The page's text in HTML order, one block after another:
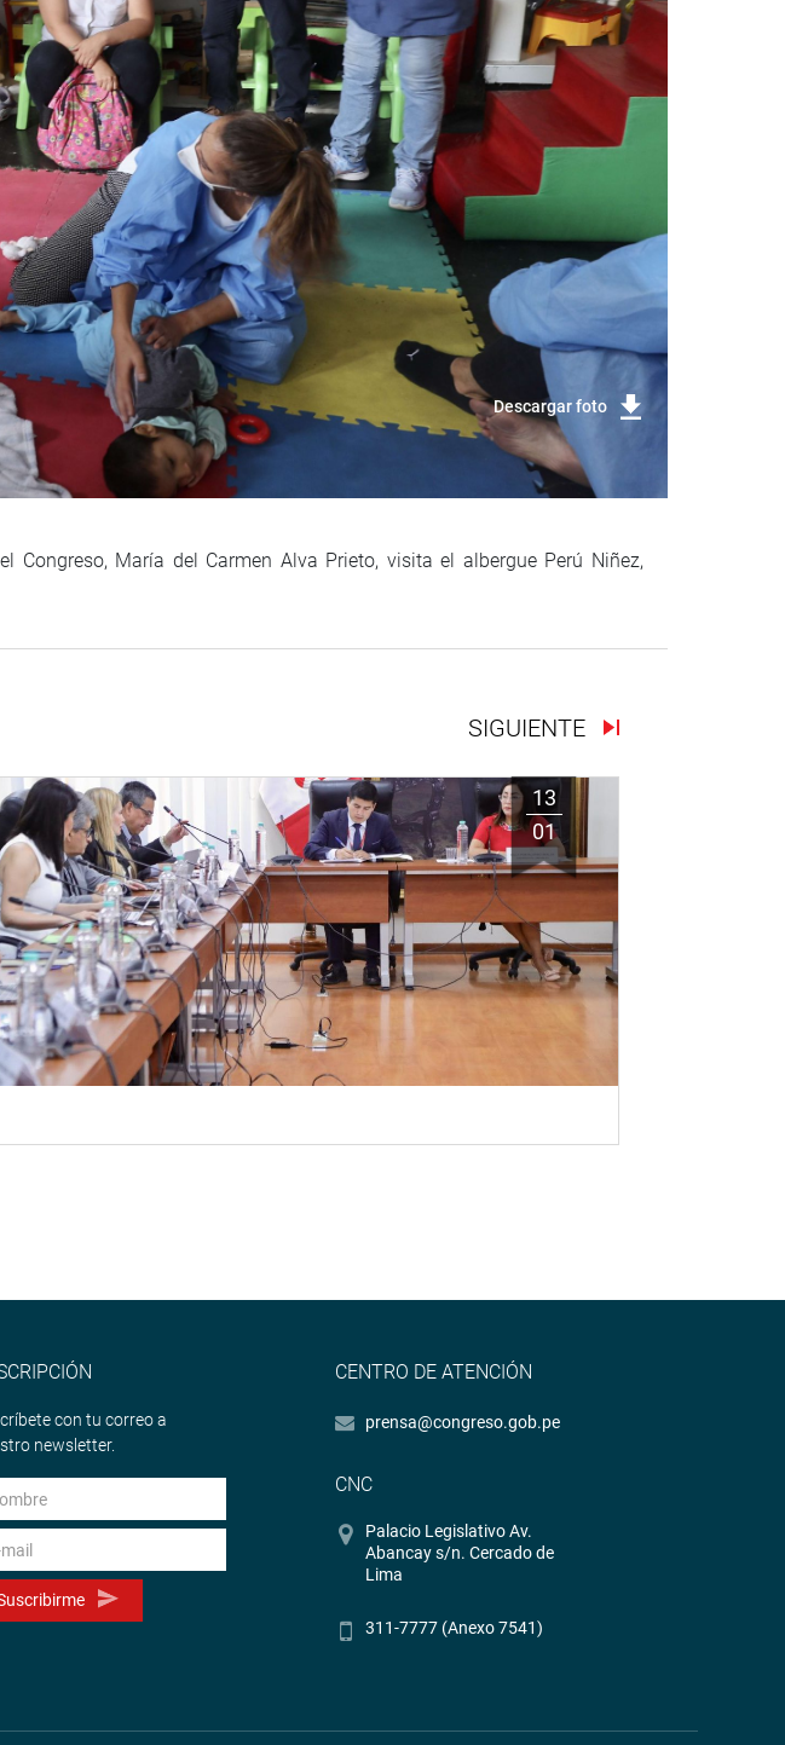
Descargar foto
María del Carmen Alva Prieto, visita el albergue Perú Niñez,
SIGUIENTE
13
01
con tu correo a
newsletter.
CENTRO DE ATENCIÓN
prensa@congreso.gob.pe
CNC
Palacio Legislativo Av.
Abancay s/n. Cercado de
Lima
311-7777 (Anexo 7541)